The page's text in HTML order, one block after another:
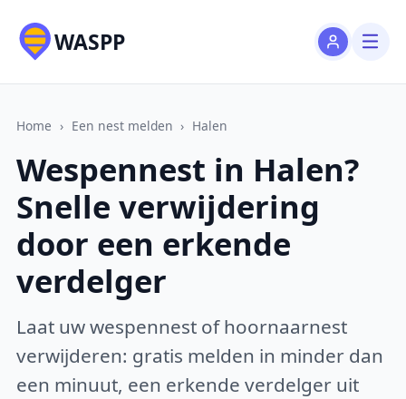
WASPP
Home › Een nest melden › Halen
Wespennest in Halen?
Snelle verwijdering
door een erkende
verdelger
Laat uw wespennest of hoornaarnest
verwijderen: gratis melden in minder dan
een minuut, een erkende verdelger uit